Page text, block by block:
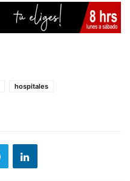
hospitales